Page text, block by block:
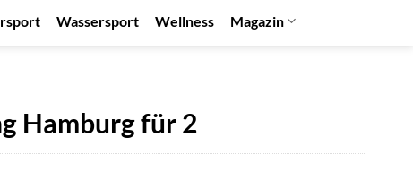
Wassersport Wellness Magazin
Hamburg für 2